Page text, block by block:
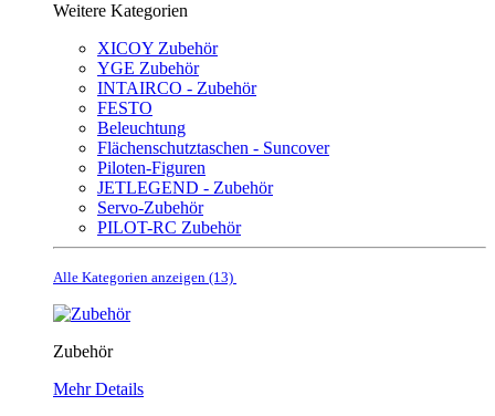
Weitere Kategorien
XICOY Zubehör
YGE Zubehör
INTAIRCO - Zubehör
FESTO
Beleuchtung
Flächenschutztaschen - Suncover
Piloten-Figuren
JETLEGEND - Zubehör
Servo-Zubehör
PILOT-RC Zubehör
Alle Kategorien anzeigen (13)
Zubehör
Mehr Details